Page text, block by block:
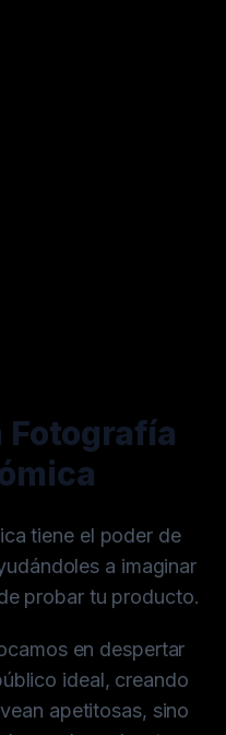
Fotografía
tiene el poder de
a imaginar
probar tu producto.
en despertar
ideal, creando
apetitosas, sino